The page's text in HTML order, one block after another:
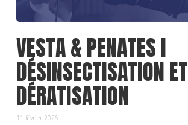
VESTA & PENATES I
DÉSINSECTISATION ET
DÉRATISATION
11 février 2026